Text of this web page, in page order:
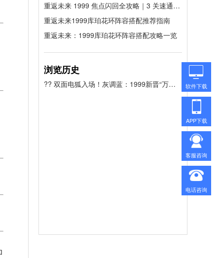
重返未来 1999 焦点闪回全攻略｜3 关速通阵容 + 代练通助你躺拿满星奖励！
重返未来1999库珀花环阵容搭配推荐指南
重返未来：1999库珀花环阵容搭配攻略一览
浏览历史
?? 双面电狐入场！灰调蓝：1999新晋“万能插件”，电能队的救世主还是泛用神卡？ 软件下载
APP下载
客服咨询
电话咨询